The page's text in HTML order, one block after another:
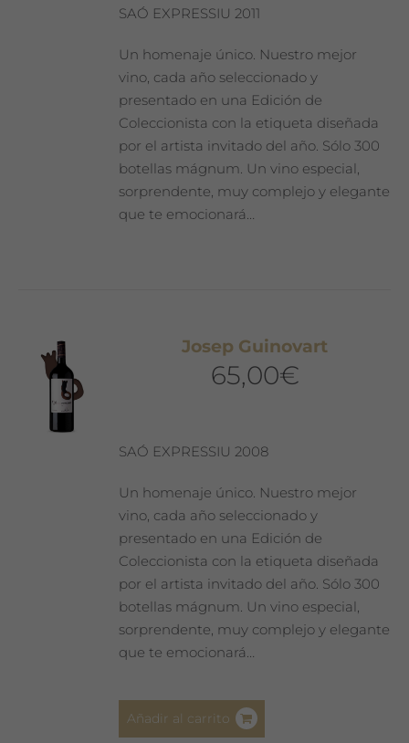
SAÓ EXPRESSIU 2011
Un homenaje único. Nuestro mejor
vino, cada año seleccionado y
presentado en una Edición de
Coleccionista con la etiqueta diseñada
por el artista invitado del año. Sólo 300
botellas mágnum. Un vino especial,
sorprendente, muy complejo y elegante
que te emocionará…
Josep Guinovart
65,00€
SAÓ EXPRESSIU 2008
Un homenaje único. Nuestro mejor
vino, cada año seleccionado y
presentado en una Edición de
Coleccionista con la etiqueta diseñada
por el artista invitado del año. Sólo 300
botellas mágnum. Un vino especial,
sorprendente, muy complejo y elegante
que te emocionará…
Añadir al carrito